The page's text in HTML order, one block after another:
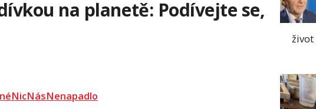
na planetě: Podívejte se,
život